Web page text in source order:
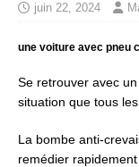
juin 22, 2024
une voiture avec pneu
Se retrouver avec
situation que tous
La bombe anti-
remédier